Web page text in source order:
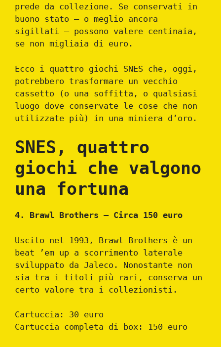
prede da collezione. Se conservati in
buono stato — o meglio ancora
sigillati — possono valere centinaia,
se non migliaia di euro.
Ecco i quattro giochi SNES che, oggi,
potrebbero trasformare un vecchio
cassetto (o una soffitta, o qualsiasi
luogo dove conservate le cose che non
utilizzate più) in una miniera d’oro.
SNES, quattro
giochi che valgono
una fortuna
4. Brawl Brothers – Circa 150 euro
Uscito nel 1993, Brawl Brothers è un
beat ’em up a scorrimento laterale
sviluppato da Jaleco. Nonostante non
sia tra i titoli più rari, conserva un
certo valore tra i collezionisti.
Cartuccia: 30 euro
Cartuccia completa di box: 150 euro